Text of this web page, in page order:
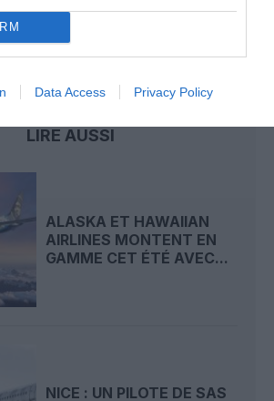
Data Access Privacy Policy
hallucinogènes
LIRE AUSSI
ALASKA ET HAWAIIAN
AIRLINES MONTENT EN
GAMME CET ÉTÉ AVEC...
NICE : UN PILOTE DE SAS